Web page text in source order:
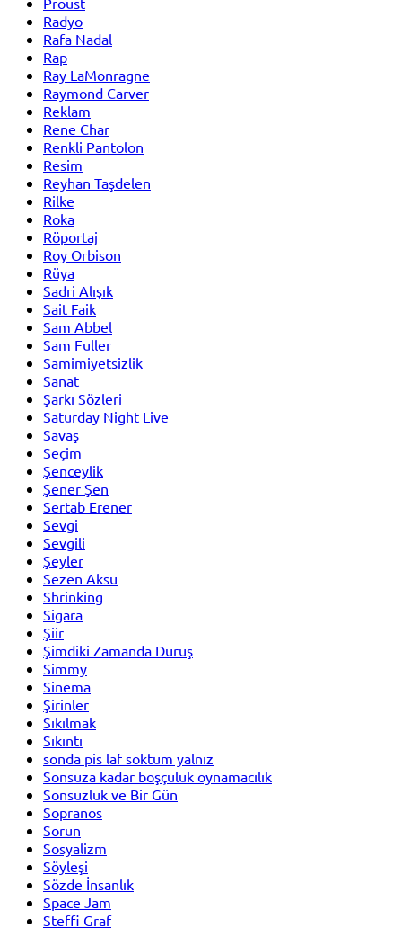
Radyo
Rafa Nadal
Rap
Ray LaMonragne
Raymond Carver
Reklam
Rene Char
Renkli Pantolon
Resim
Reyhan Taşdelen
Rilke
Roka
Röportaj
Roy Orbison
Rüya
Sadri Alışık
Sait Faik
Sam Abbel
Sam Fuller
Samimiyetsizlik
Sanat
Şarkı Sözleri
Saturday Night Live
Savaş
Seçim
Şenceylik
Şener Şen
Sertab Erener
Sevgi
Sevgili
Şeyler
Sezen Aksu
Shrinking
Sigara
Şiir
Şimdiki Zamanda Duruş
Simmy
Sinema
Şirinler
Sıkılmak
Sıkıntı
sonda pis laf soktum yalnız
Sonsuza kadar boşçuluk oynamacılık
Sonsuzluk ve Bir Gün
Sopranos
Sorun
Sosyalizm
Söyleşi
Sözde İnsanlık
Space Jam
Steffi Graf